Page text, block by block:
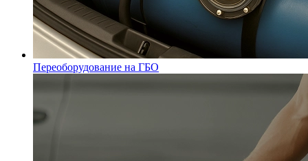
Переоборудование на ГБО